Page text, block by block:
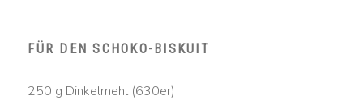
FÜR DEN SCHOKO-BISKUIT
250 g Dinkelmehl (630er)